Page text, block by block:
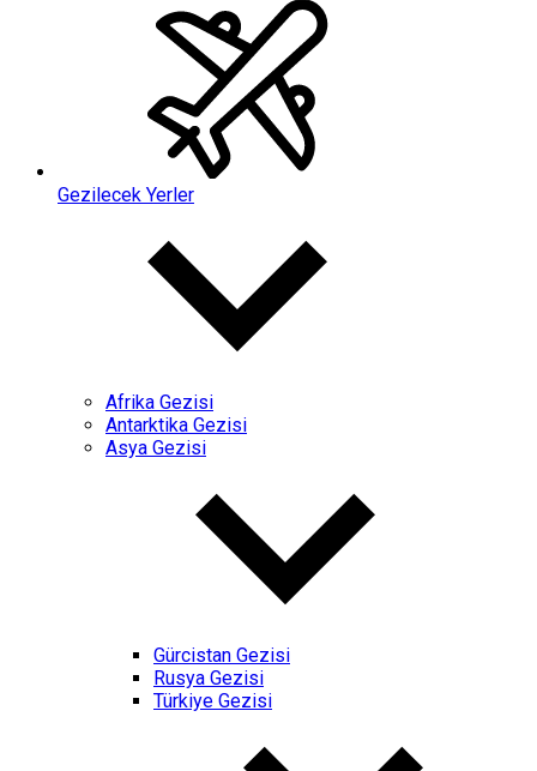
Gezilecek Yerler
Afrika Gezisi
Antarktika Gezisi
Asya Gezisi
Gürcistan Gezisi
Rusya Gezisi
Türkiye Gezisi